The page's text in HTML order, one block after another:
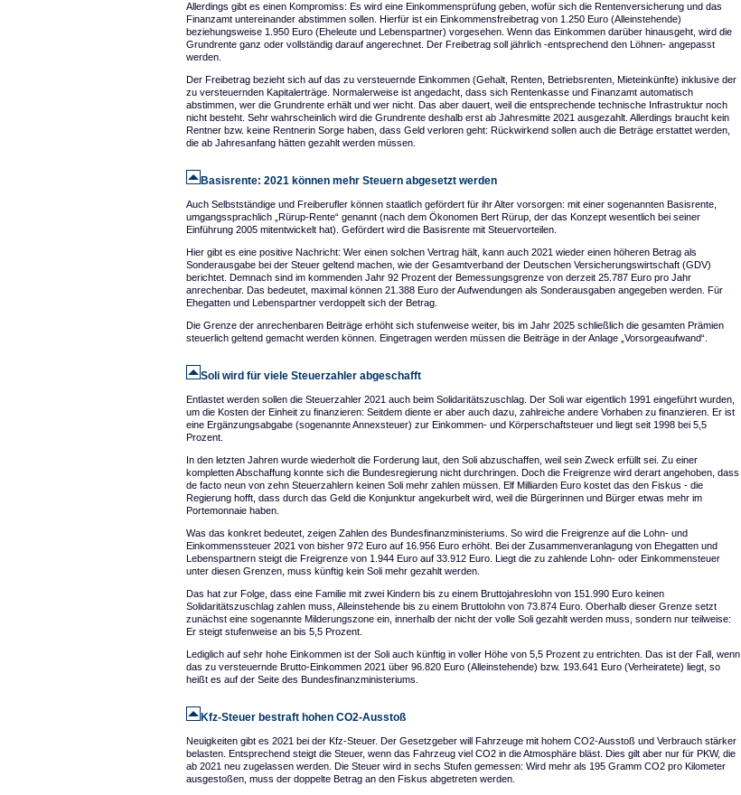
Allerdings gibt es einen Kompromiss: Es wird eine Einkommensprüfung geben, wofür sich die Rentenversicherung und das
Finanzamt untereinander abstimmen sollen. Hierfür ist ein Einkommensfreibetrag von 1.250 Euro (Alleinstehende)
beziehungsweise 1.950 Euro (Eheleute und Lebenspartner) vorgesehen. Wenn das Einkommen darüber hinausgeht, wird die
Grundrente ganz oder vollständig darauf angerechnet. Der Freibetrag soll jährlich -entsprechend den Löhnen- angepasst
werden.
Der Freibetrag bezieht sich auf das zu versteuernde Einkommen (Gehalt, Renten, Betriebsrenten, Mieteinkünfte) inklusive der
zu versteuernden Kapitalerträge. Normalerweise ist angedacht, dass sich Rentenkasse und Finanzamt automatisch
abstimmen, wer die Grundrente erhält und wer nicht. Das aber dauert, weil die entsprechende technische Infrastruktur noch
nicht besteht. Sehr wahrscheinlich wird die Grundrente deshalb erst ab Jahresmitte 2021 ausgezahlt. Allerdings braucht kein
Rentner bzw. keine Rentnerin Sorge haben, dass Geld verloren geht: Rückwirkend sollen auch die Beträge erstattet werden,
die ab Jahresanfang hätten gezahlt werden müssen.
Basisrente: 2021 können mehr Steuern abgesetzt werden
Auch Selbstständige und Freiberufler können staatlich gefördert für ihr Alter vorsorgen: mit einer sogenannten Basisrente,
umgangssprachlich „Rürup-Rente“ genannt (nach dem Ökonomen Bert Rürup, der das Konzept wesentlich bei seiner
Einführung 2005 mitentwickelt hat). Gefördert wird die Basisrente mit Steuervorteilen.
Hier gibt es eine positive Nachricht: Wer einen solchen Vertrag hält, kann auch 2021 wieder einen höheren Betrag als
Sonderausgabe bei der Steuer geltend machen, wie der Gesamtverband der Deutschen Versicherungswirtschaft (GDV)
berichtet. Demnach sind im kommenden Jahr 92 Prozent der Bemessungsgrenze von derzeit 25.787 Euro pro Jahr
anrechenbar. Das bedeutet, maximal können 21.388 Euro der Aufwendungen als Sonderausgaben angegeben werden. Für
Ehegatten und Lebenspartner verdoppelt sich der Betrag.
Die Grenze der anrechenbaren Beiträge erhöht sich stufenweise weiter, bis im Jahr 2025 schließlich die gesamten Prämien
steuerlich geltend gemacht werden können. Eingetragen werden müssen die Beiträge in der Anlage „Vorsorgeaufwand“.
Soli wird für viele Steuerzahler abgeschafft
Entlastet werden sollen die Steuerzahler 2021 auch beim Solidaritätszuschlag. Der Soli war eigentlich 1991 eingeführt wurden,
um die Kosten der Einheit zu finanzieren: Seitdem diente er aber auch dazu, zahlreiche andere Vorhaben zu finanzieren. Er ist
eine Ergänzungsabgabe (sogenannte Annexsteuer) zur Einkommen- und Körperschaftsteuer und liegt seit 1998 bei 5,5
Prozent.
In den letzten Jahren wurde wiederholt die Forderung laut, den Soli abzuschaffen, weil sein Zweck erfüllt sei. Zu einer
kompletten Abschaffung konnte sich die Bundesregierung nicht durchringen. Doch die Freigrenze wird derart angehoben, dass
de facto neun von zehn Steuerzahlern keinen Soli mehr zahlen müssen. Elf Milliarden Euro kostet das den Fiskus - die
Regierung hofft, dass durch das Geld die Konjunktur angekurbelt wird, weil die Bürgerinnen und Bürger etwas mehr im
Portemonnaie haben.
Was das konkret bedeutet, zeigen Zahlen des Bundesfinanzministeriums. So wird die Freigrenze auf die Lohn- und
Einkommenssteuer 2021 von bisher 972 Euro auf 16.956 Euro erhöht. Bei der Zusammenveranlagung von Ehegatten und
Lebenspartnern steigt die Freigrenze von 1.944 Euro auf 33.912 Euro. Liegt die zu zahlende Lohn- oder Einkommensteuer
unter diesen Grenzen, muss künftig kein Soli mehr gezahlt werden.
Das hat zur Folge, dass eine Familie mit zwei Kindern bis zu einem Bruttojahreslohn von 151.990 Euro keinen
Solidaritätszuschlag zahlen muss, Alleinstehende bis zu einem Bruttolohn von 73.874 Euro. Oberhalb dieser Grenze setzt
zunächst eine sogenannte Milderungszone ein, innerhalb der nicht der volle Soli gezahlt werden muss, sondern nur teilweise:
Er steigt stufenweise an bis 5,5 Prozent.
Lediglich auf sehr hohe Einkommen ist der Soli auch künftig in voller Höhe von 5,5 Prozent zu entrichten. Das ist der Fall, wenn
das zu versteuernde Brutto-Einkommen 2021 über 96.820 Euro (Alleinstehende) bzw. 193.641 Euro (Verheiratete) liegt, so
heißt es auf der Seite des Bundesfinanzministeriums.
Kfz-Steuer bestraft hohen CO2-Ausstoß
Neuigkeiten gibt es 2021 bei der Kfz-Steuer. Der Gesetzgeber will Fahrzeuge mit hohem CO2-Ausstoß und Verbrauch stärker
belasten. Entsprechend steigt die Steuer, wenn das Fahrzeug viel CO2 in die Atmosphäre bläst. Dies gilt aber nur für PKW, die
ab 2021 neu zugelassen werden. Die Steuer wird in sechs Stufen gemessen: Wird mehr als 195 Gramm CO2 pro Kilometer
ausgestoßen, muss der doppelte Betrag an den Fiskus abgetreten werden.